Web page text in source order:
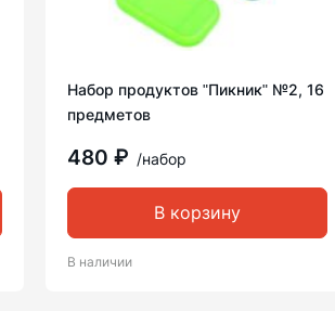
Набор продуктов ʺПикникʺ №2, 16
предметов
480 ₽ /набор
В корзину
В наличии